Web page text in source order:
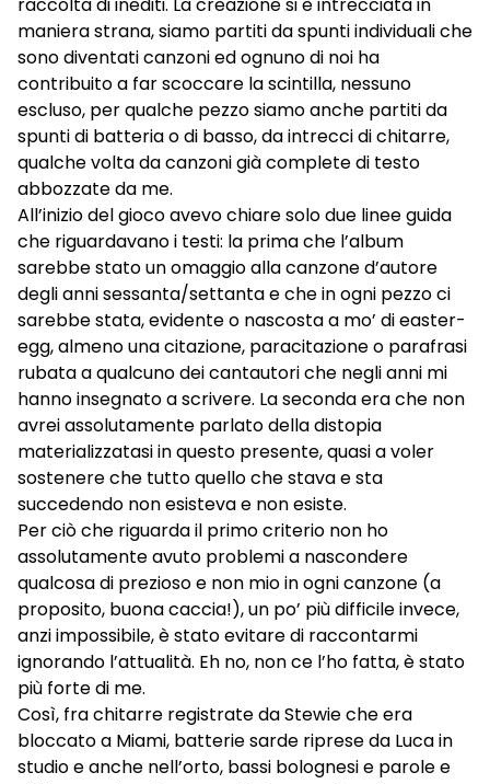
maniera strana, siamo partiti da spunti individuali che
sono diventati canzoni ed ognuno di noi ha
contribuito a far scoccare la scintilla, nessuno
escluso, per qualche pezzo siamo anche partiti da
spunti di batteria o di basso, da intrecci di chitarre,
qualche volta da canzoni già complete di testo
abbozzate da me.
All’inizio del gioco avevo chiare solo due linee guida
che riguardavano i testi: la prima che l’album
sarebbe stato un omaggio alla canzone d’autore
degli anni sessanta/settanta e che in ogni pezzo ci
sarebbe stata, evidente o nascosta a mo’ di easter-
egg, almeno una citazione, paracitazione o parafrasi
rubata a qualcuno dei cantautori che negli anni mi
hanno insegnato a scrivere. La seconda era che non
avrei assolutamente parlato della distopia
materializzatasi in questo presente, quasi a voler
sostenere che tutto quello che stava e sta
succedendo non esisteva e non esiste.
Per ciò che riguarda il primo criterio non ho
assolutamente avuto problemi a nascondere
qualcosa di prezioso e non mio in ogni canzone (a
proposito, buona caccia!), un po’ più difficile invece,
anzi impossibile, è stato evitare di raccontarmi
ignorando l’attualità. Eh no, non ce l’ho fatta, è stato
più forte di me.
Così, fra chitarre registrate da Stewie che era
bloccato a Miami, batterie sarde riprese da Luca in
studio e anche nell’orto, bassi bolognesi e parole e